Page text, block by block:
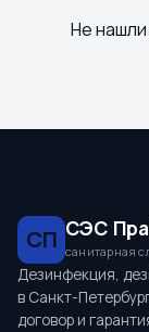
Не
СП СЭС
санитарная
Дезинфекция,
в Санкт-
договор и